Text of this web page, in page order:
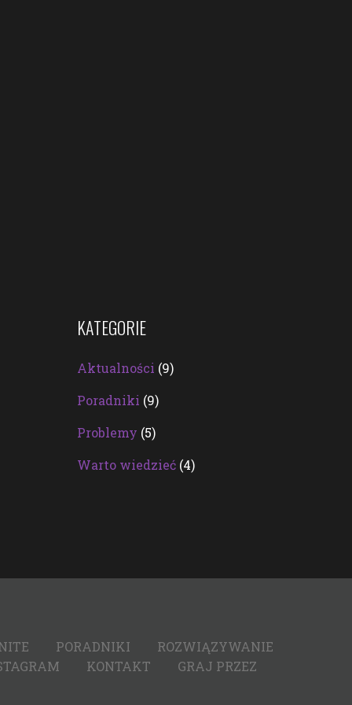
KATEGORIE
Aktualności (9)
Poradniki (9)
Problemy (5)
Warto wiedzieć (4)
PORADNIKI
ROZWIĄZYWANIE
KONTAKT GRAJ PRZEZ